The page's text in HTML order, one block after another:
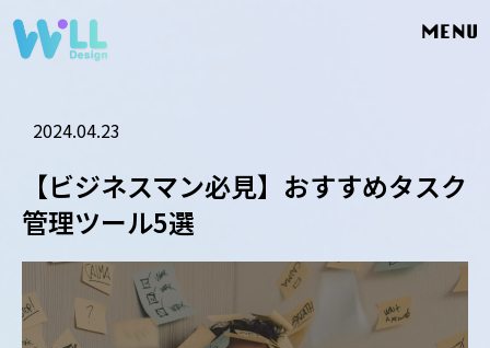
MENU
2024.04.23
【ビジネスマン必見】おすすめタスク
管理ツール5選